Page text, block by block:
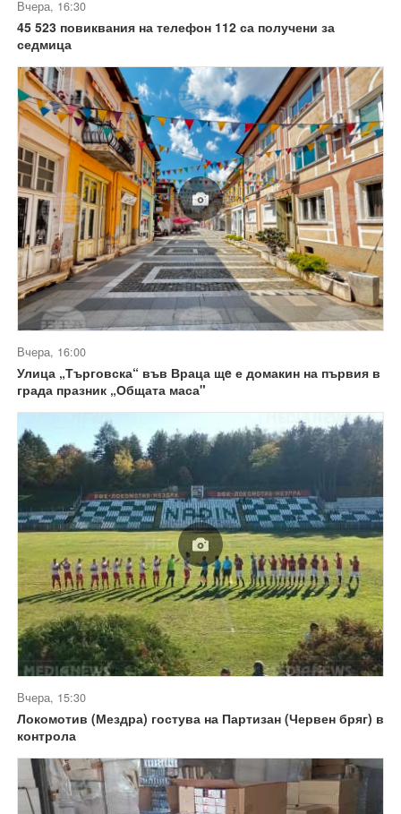
Вчера, 16:30
45 523 повиквания на телефон 112 са получени за
седмица
Вчера, 16:00
Улица „Търговска“ във Враца щe е домакин на първия в
града празник „Общата маса"
Вчера, 15:30
Локомотив (Мездра) гостува на Партизан (Червен бряг) в
контрола